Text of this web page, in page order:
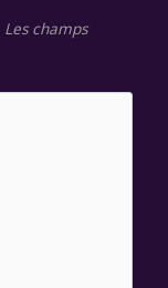
Les champs